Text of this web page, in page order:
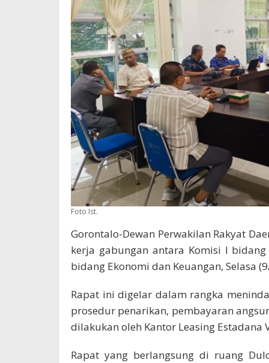
Foto Ist.
Gorontalo-Dewan Perwakilan Rakyat
kerja gabungan antara Komisi I
bidang Ekonomi dan Keuangan, Selasa
Rapat ini digelar dalam rangka
prosedur penarikan, pembayaran
dilakukan oleh Kantor Leasing Estadana
Rapat yang berlangsung di ruang